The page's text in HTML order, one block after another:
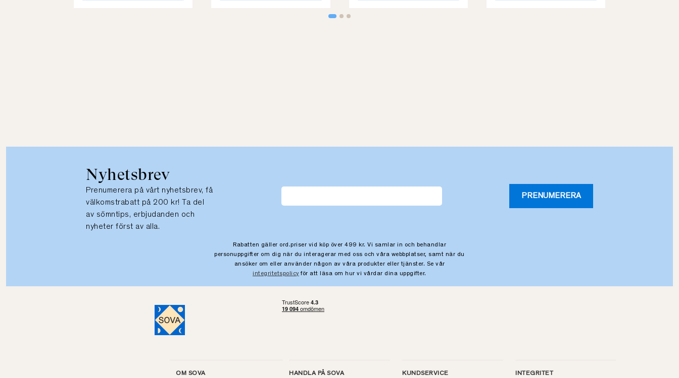
Nyhetsbrev
Prenumerera på vårt nyhetsbrev, få
välkomstrabatt på 200 kr! Ta del
av sömntips, erbjudanden och
nyheter först av alla.
PRENUMERERA
Rabatten gäller ord.priser vid köp över 499 kr. Vi samlar in och behandlar
personuppgifter om dig när du interagerar med oss och våra webbplatser, samt när du
ansöker om eller använder någon av våra produkter eller tjänster. Se vår
integritetspolicy för att läsa om hur vi vårdar dina uppgifter.
OM SOVA HANDLA PÅ SOVA KUNDSERVICE INTEGRITET